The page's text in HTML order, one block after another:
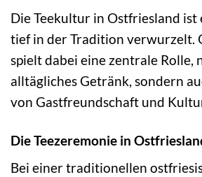
Die Teekultur in Ostfriesland
tief in der Tradition verwurzelt.
spielt dabei eine zentrale Rolle,
alltägliches Getränk, sondern
von Gastfreundschaft und
Die Teezeremonie in
Bei einer traditionellen